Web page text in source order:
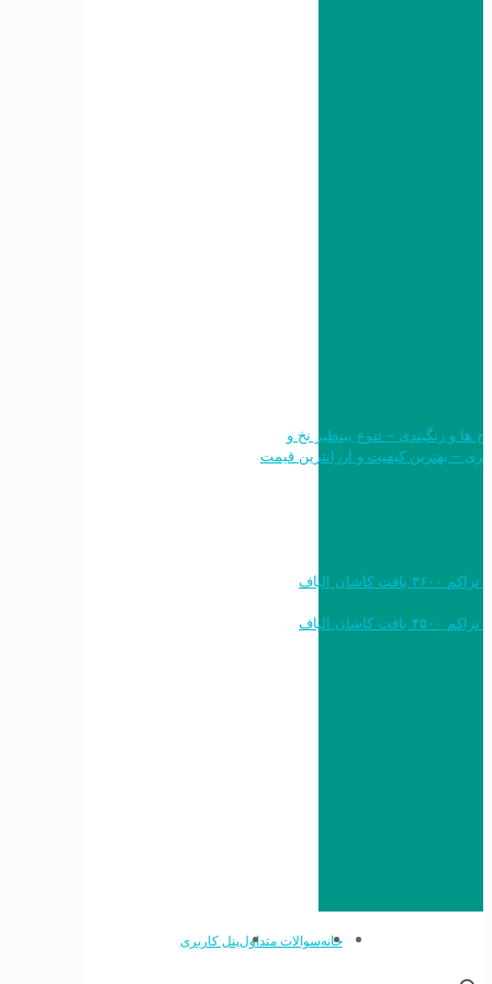
طرح ها و رنگبندی – تنوع بینظیر نخ و
خرید به قیمت فرش ماشینی ۱۲۰۰ شانه تراکم ۳۶۰۰ بافت کاشان الیاف
خرید به قیمت فرش ماشینی ۱۵۰۰ شانه تراکم ۴۵۰۰ بافت کاشان الیاف
خانهسوالات متداولپنل کاربری